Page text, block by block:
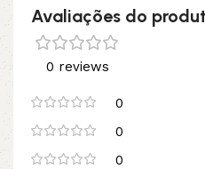
Avaliações do
0 reviews
0
0
0